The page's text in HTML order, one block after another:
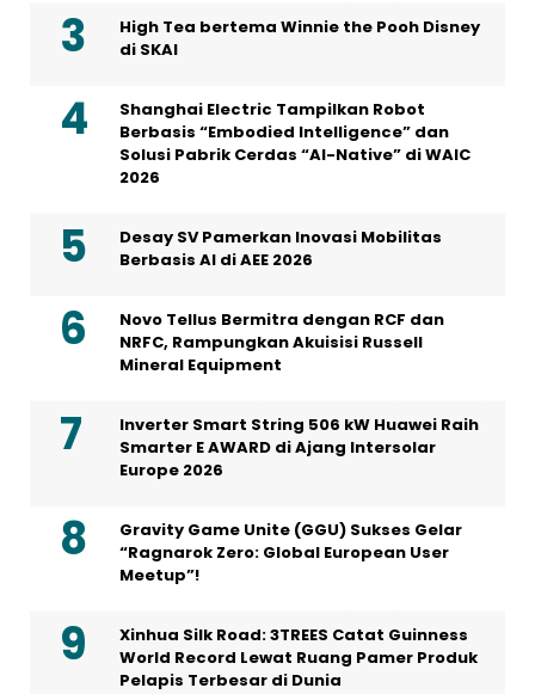
High Tea bertema Winnie the Pooh Disney
di SKAI
Shanghai Electric Tampilkan Robot
Berbasis “Embodied Intelligence” dan
Solusi Pabrik Cerdas “AI-Native” di WAIC
2026
Desay SV Pamerkan Inovasi Mobilitas
Berbasis AI di AEE 2026
Novo Tellus Bermitra dengan RCF dan
NRFC, Rampungkan Akuisisi Russell
Mineral Equipment
Inverter Smart String 506 kW Huawei Raih
Smarter E AWARD di Ajang Intersolar
Europe 2026
Gravity Game Unite (GGU) Sukses Gelar
“Ragnarok Zero: Global European User
Meetup”!
Xinhua Silk Road: 3TREES Catat Guinness
World Record Lewat Ruang Pamer Produk
Pelapis Terbesar di Dunia